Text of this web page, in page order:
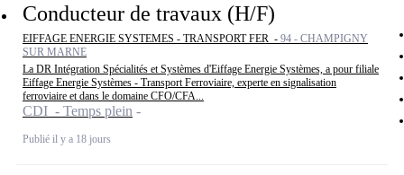
Conducteur de travaux (H/F)
EIFFAGE ENERGIE SYSTEMES - TRANSPORT FER - 94 - CHAMPIGNY
SUR MARNE
La DR Intégration Spécialités et Systèmes d'Eiffage Energie Systèmes, a pour filiale
Eiffage Energie Systèmes - Transport Ferroviaire, experte en signalisation
ferroviaire et dans le domaine CFO/CFA...
CDI - Temps plein
Publié il y a 18 jours